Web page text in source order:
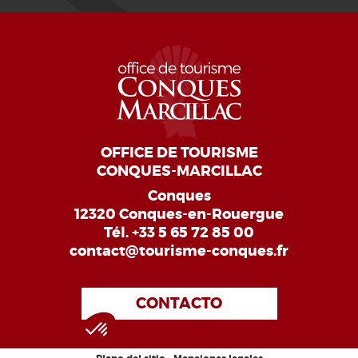
OFFICE DE TOURISME
CONQUES-MARCILLAC
Conques
12320 Conques-en-Rouergue
Tél.+33 5 65 72 85 00
contact@tourisme-conques.fr
CONTACTO